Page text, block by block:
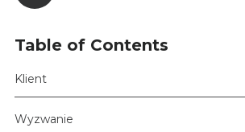
Table of Contents
Klient
Wyzwanie